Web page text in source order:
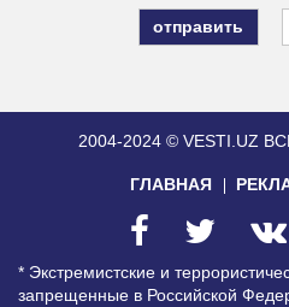
2004-2024 © VESTI.UZ
ГЛАВНАЯ
* Экстремистские и
запрещенные в Российской